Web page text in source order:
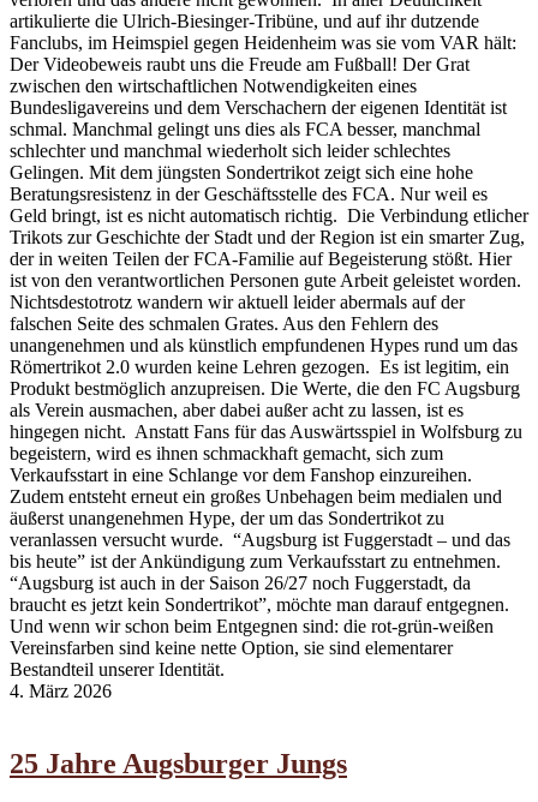
artikulierte die Ulrich-Biesinger-Tribüne, und auf ihr dutzende
Fanclubs, im Heimspiel gegen Heidenheim was sie vom VAR hält:
Der Videobeweis raubt uns die Freude am Fußball! Der Grat
zwischen den wirtschaftlichen Notwendigkeiten eines
Bundesligavereins und dem Verschachern der eigenen Identität ist
schmal. Manchmal gelingt uns dies als FCA besser, manchmal
schlechter und manchmal wiederholt sich leider schlechtes
Gelingen. Mit dem jüngsten Sondertrikot zeigt sich eine hohe
Beratungsresistenz in der Geschäftsstelle des FCA. Nur weil es
Geld bringt, ist es nicht automatisch richtig. Die Verbindung etlicher
Trikots zur Geschichte der Stadt und der Region ist ein smarter Zug,
der in weiten Teilen der FCA-Familie auf Begeisterung stößt. Hier
ist von den verantwortlichen Personen gute Arbeit geleistet worden.
Nichtsdestotrotz wandern wir aktuell leider abermals auf der
falschen Seite des schmalen Grates. Aus den Fehlern des
unangenehmen und als künstlich empfundenen Hypes rund um das
Römertrikot 2.0 wurden keine Lehren gezogen. Es ist legitim, ein
Produkt bestmöglich anzupreisen. Die Werte, die den FC Augsburg
als Verein ausmachen, aber dabei außer acht zu lassen, ist es
hingegen nicht. Anstatt Fans für das Auswärtsspiel in Wolfsburg zu
begeistern, wird es ihnen schmackhaft gemacht, sich zum
Verkaufsstart in eine Schlange vor dem Fanshop einzureihen.
Zudem entsteht erneut ein großes Unbehagen beim medialen und
äußerst unangenehmen Hype, der um das Sondertrikot zu
veranlassen versucht wurde. “Augsburg ist Fuggerstadt – und das
bis heute” ist der Ankündigung zum Verkaufsstart zu entnehmen.
“Augsburg ist auch in der Saison 26/27 noch Fuggerstadt, da
braucht es jetzt kein Sondertrikot”, möchte man darauf entgegnen.
Und wenn wir schon beim Entgegnen sind: die rot-grün-weißen
Vereinsfarben sind keine nette Option, sie sind elementarer
Bestandteil unserer Identität.
4. März 2026
25 Jahre Augsburger Jungs